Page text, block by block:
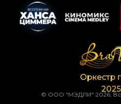
© ООО "МЭДЛИ" 2026,
Оркестр
2025